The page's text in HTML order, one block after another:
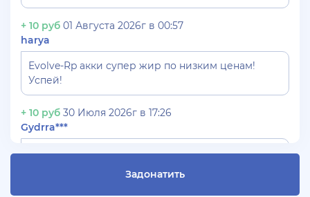
+ 10 руб 01 Августа 2026г в 00:57
harya
Evolve-Rp акки супер жир по низким ценам!
Успей!
+ 10 руб 30 Июля 2026г в 17:26
Gydrra***
СКУПАЮ АККАУНТЫ БЛЕК РАША ТГ -
Задонатить